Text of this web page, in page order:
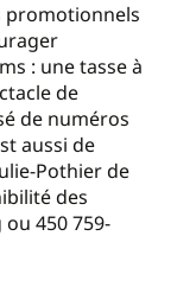
promotionnels
: une tasse à
de
de numéros
aussi de
Pothier de
des
450 759-